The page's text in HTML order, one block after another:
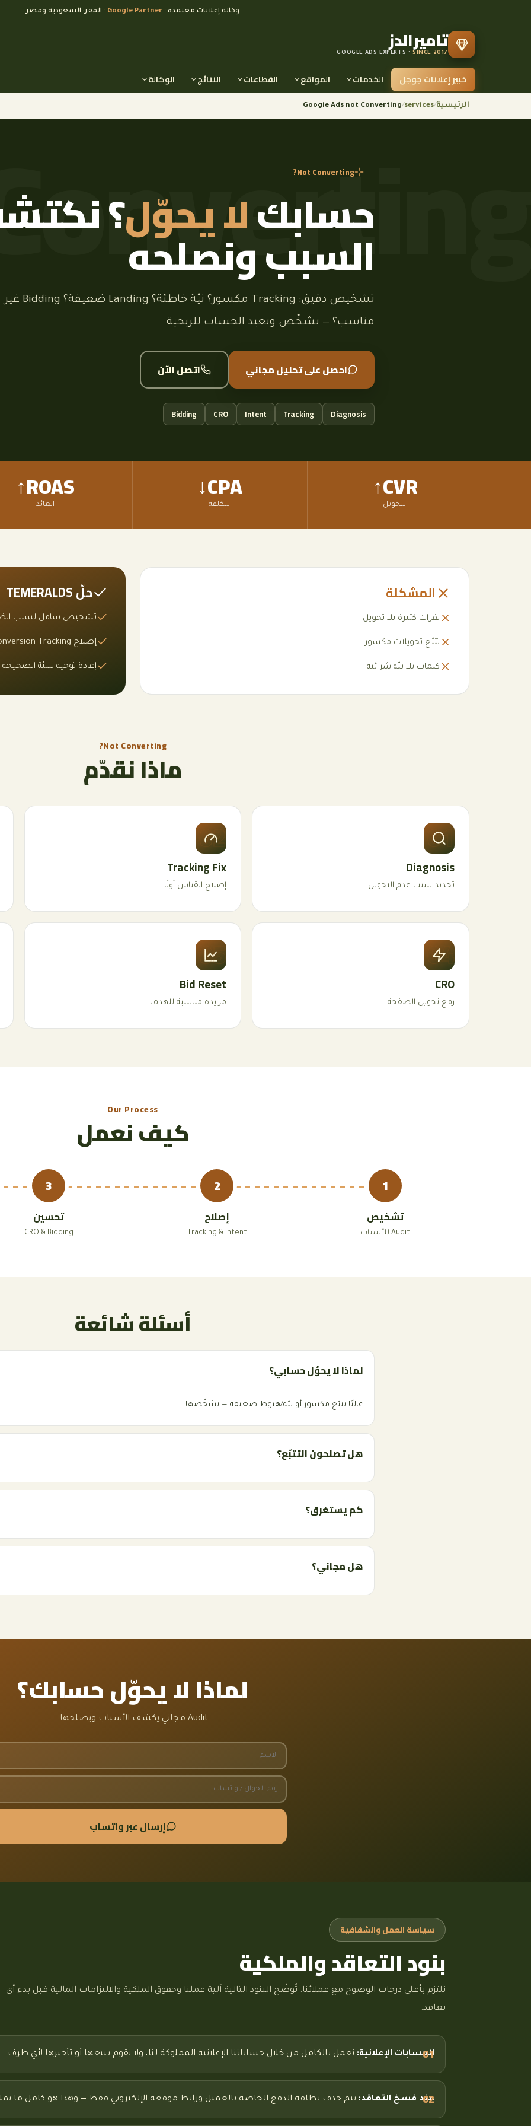
وكالة إعلانات معتمدة · Google Partner · المقر: السعودية ومصر
تاميرالدزGOOGLE ADS EXPERTS · SINCE 2017
خبير إعلانات جوجل الخدمات المواقع القطاعات النتائج الوكالة
الرئيسية/
services
/
Google Ads not Converting
Not Converting?
حسابكلا يحوّل؟
السبب ونصلحه
تشخيص دقيق: Tracking مكسور؟ نيّة خاطئة؟ Landing ضعيفة؟ Bidding غير
مناسب؟ — نشخّص ونعيد الحساب للربحية.
احصل على تحليل مجاني اتصل الآن
Diagnosis
Tracking
Intent
CRO
Bidding
CVR↑
التحويل CPA↓
التكلفة ROAS↑
العائد
المشكلة
نقرات كثيرة بلا تحويل
تتبّع تحويلات مكسور
كلمات بلا نيّة شرائية
حلّ TEMERALDS
تشخيص شامل لسبب
إصلاح Conversion Tracking
إعادة توجيه للنيّة الصحيحة
Not Converting?
ماذا نقدّم
01
Diagnosis
تحديد سبب عدم التحويل.
02
Tracking Fix
إصلاح القياس أولًا.
04
CRO
رفع تحويل الصفحة.
05
Bid Reset
مزايدة مناسبة للهدف.
Our Process
كيف نعمل
1
تشخيص
Audit للأسباب
2
إصلاح
Tracking & Intent
3
تحسين
CRO & Bidding
أسئلة شائعة
لماذا لا يحوّل حسابي؟
غالبًا تتبّع مكسور أو نيّة/هبوط ضعيفة — نشخّصها.
هل تصلحون التتبّع؟
كم يستغرق؟
هل مجاني؟
لماذا لا يحوّل حسابك؟
Audit مجاني يكشف الأسباب ويصلحها.
إرسال عبر واتساب
سياسة العمل والشفافية
بنود التعاقد والملكية
نلتزم بأعلى درجات الوضوح مع عملائنا. تُوضّح البنود التالية آلية عملنا وحقوق الملكية والالتزامات المالية قبل بدء أي
تعاقد.
الحسابات الإعلانية: نعمل بالكامل من خلال حساباتنا الإعلانية المملوكة لنا، ولا نقوم ببيعها أو تأجيرها لأي طرف.
عند فسخ التعاقد: يتم حذف بطاقة الدفع الخاصة بالعميل ورابط موقعه الإلكتروني فقط — وهذا هو كامل ما